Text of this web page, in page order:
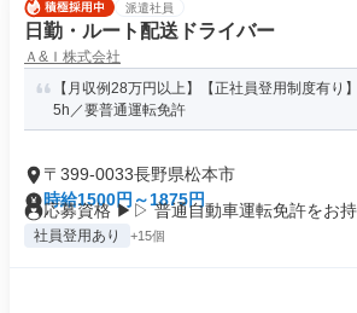
派遣社員
日勤・ルート配送ドライバー
Ａ&Ｉ株式会社
【月収例28万円以上】【正社員登用制度有り
5h／要普通運転免許
〒399-0033長野県松本市
時給1500円～1875円
応募資格 ▶▷ 普通自動車運転免許をお
社員登用あり +15個